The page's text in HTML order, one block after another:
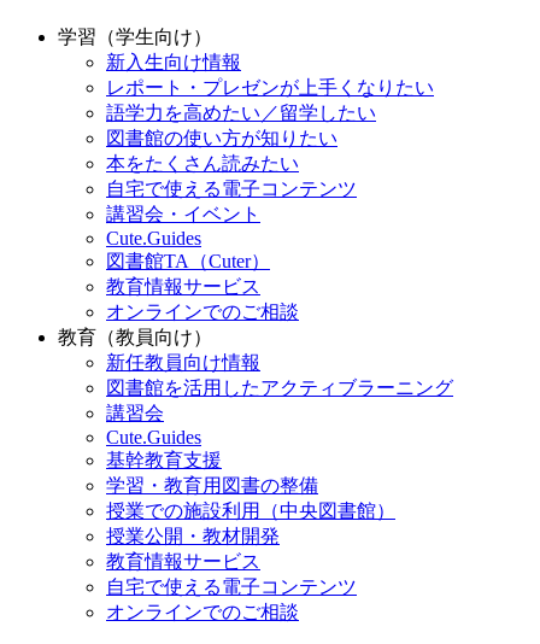
学習（学生向け）
新入生向け情報
レポート・プレゼンが上手くなりたい
語学力を高めたい／留学したい
図書館の使い方が知りたい
本をたくさん読みたい
自宅で使える電子コンテンツ
講習会・イベント
Cute.Guides
図書館TA（Cuter）
教育情報サービス
オンラインでのご相談
教育（教員向け）
新任教員向け情報
図書館を活用したアクティブラーニング
講習会
Cute.Guides
基幹教育支援
学習・教育用図書の整備
授業での施設利用（中央図書館）
授業公開・教材開発
教育情報サービス
自宅で使える電子コンテンツ
オンラインでのご相談